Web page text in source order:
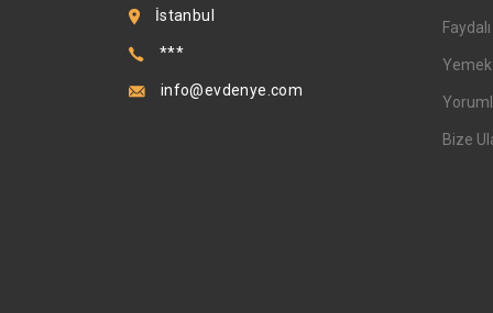
İstanbul
***
info@evdenye.com
Bize